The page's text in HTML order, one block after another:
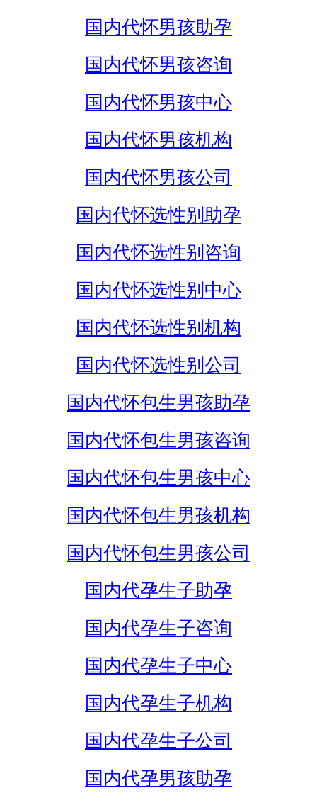
国内代怀男孩助孕
国内代怀男孩咨询
国内代怀男孩中心
国内代怀男孩机构
国内代怀男孩公司
国内代怀选性别助孕
国内代怀选性别咨询
国内代怀选性别中心
国内代怀选性别机构
国内代怀选性别公司
国内代怀包生男孩助孕
国内代怀包生男孩咨询
国内代怀包生男孩中心
国内代怀包生男孩机构
国内代怀包生男孩公司
国内代孕生子助孕
国内代孕生子咨询
国内代孕生子中心
国内代孕生子机构
国内代孕生子公司
国内代孕男孩助孕